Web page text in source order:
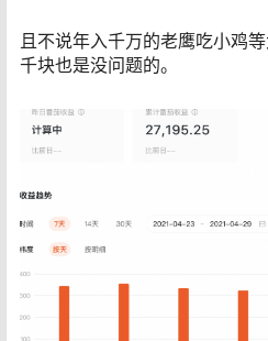
且不说年入千万的老鹰吃小鸡
千块也是没问题的。